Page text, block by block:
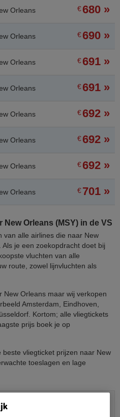
Orleans €680 »
Orleans €690 »
Orleans €691 »
Orleans €691 »
Orleans €692 »
Orleans €692 »
Orleans €692 »
Orleans €701 »
Orleans (MSY) in de VS
van alle airlines die naar New
je een zoekopdracht doet bij
vluchten van alle
route, zowel lijnvluchten als
New Orleans maar wij verkopen
Amsterdam, Eindhoven,
Kortom; alle vliegtickets
prijs boek je op
vliegticket prijzen naar New
toeslagen en lage
je hier: